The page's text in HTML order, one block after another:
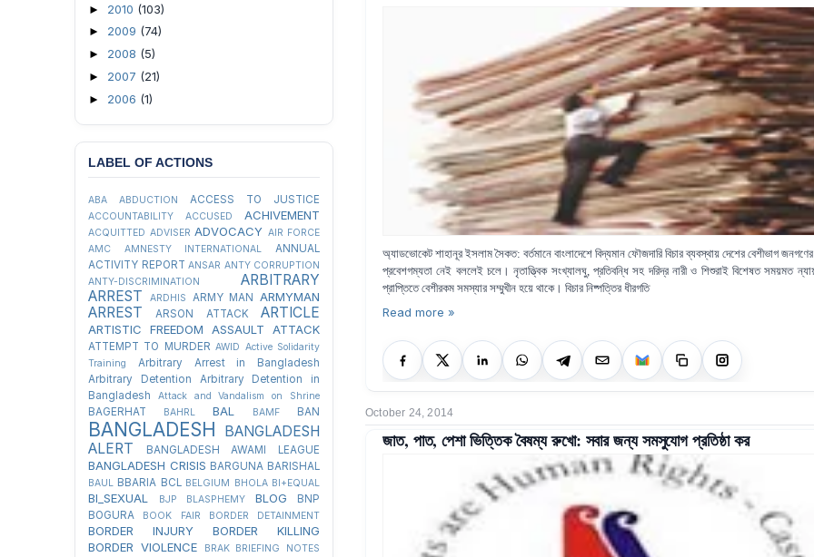
অ্যাডভোকেট শাহানূর ইসলাম সৈকত: বর্তমানে বাংলাদেশে বিদ্যমান ফৌজদারি বিচার ব্যবস্থায় দেশের বেশীভাগ
প্রবেশগম্যতা নেই বললেই চলে। নৃতাত্ত্বিক সংখ্যালঘু, প্রতিবন্ধি সহ দরিদ্র নারী ও শিশুরাই বিশেষত সময়মত ন্যায়
প্রাপ্তিতে বেশীরকম সমস্যার সম্মুখীন হয়ে থাকে। বিচার নিষ্পত্তির ধীরগতি
Read more »
October 24, 2014
জাত, পাত, পেশা ভিত্তিক বৈষম্য রুখো: সবার জন্য সমসুযোগ প্রতিষ্ঠা কর
► 2010 (103)
► 2009 (74)
► 2008 (5)
► 2007 (21)
► 2006 (1)
LABEL OF ACTIONS
ABA ABDUCTION ACCESS TO JUSTICE
ACCOUNTABILITY ACCUSED ACHIVEMENT
ACQUITTED ADVISER ADVOCACY AIR FORCE
AMC
AMNESTY INTERNATIONAL
ANNUAL
ACTIVITY REPORT ANSAR ANTY CORRUPTION
ANTY-DISCRIMINATION
ARBITRARY
ARREST
ARDHIS ARMY MAN ARMYMAN
ARREST ARSON ATTACK ARTICLE
ARTISTIC FREEDOM ASSAULT ATTACK
ATTEMPT TO MURDER AWID Active Solidarity
Training
Arbitrary Arrest in Bangladesh
Arbitrary Detention
Arbitrary Detention in
Bangladesh
Attack and Vandalism on Shrine
BAGERHAT BAHRL BAL BAMF BAN
BANGLADESH
BANGLADESH
ALERT
BANGLADESH AWAMI LEAGUE
BANGLADESH CRISIS BARGUNA BARISHAL
BAUL BBARIA BCL BELGIUM BHOLA BI+EQUAL
BI_SEXUAL BJP BLASPHEMY BLOG
BNP
BOGURA
BOOK FAIR BORDER DETAINMENT
BORDER INJURY
BORDER KILLING
BORDER VIOLENCE
BRAK BRIEFING NOTES